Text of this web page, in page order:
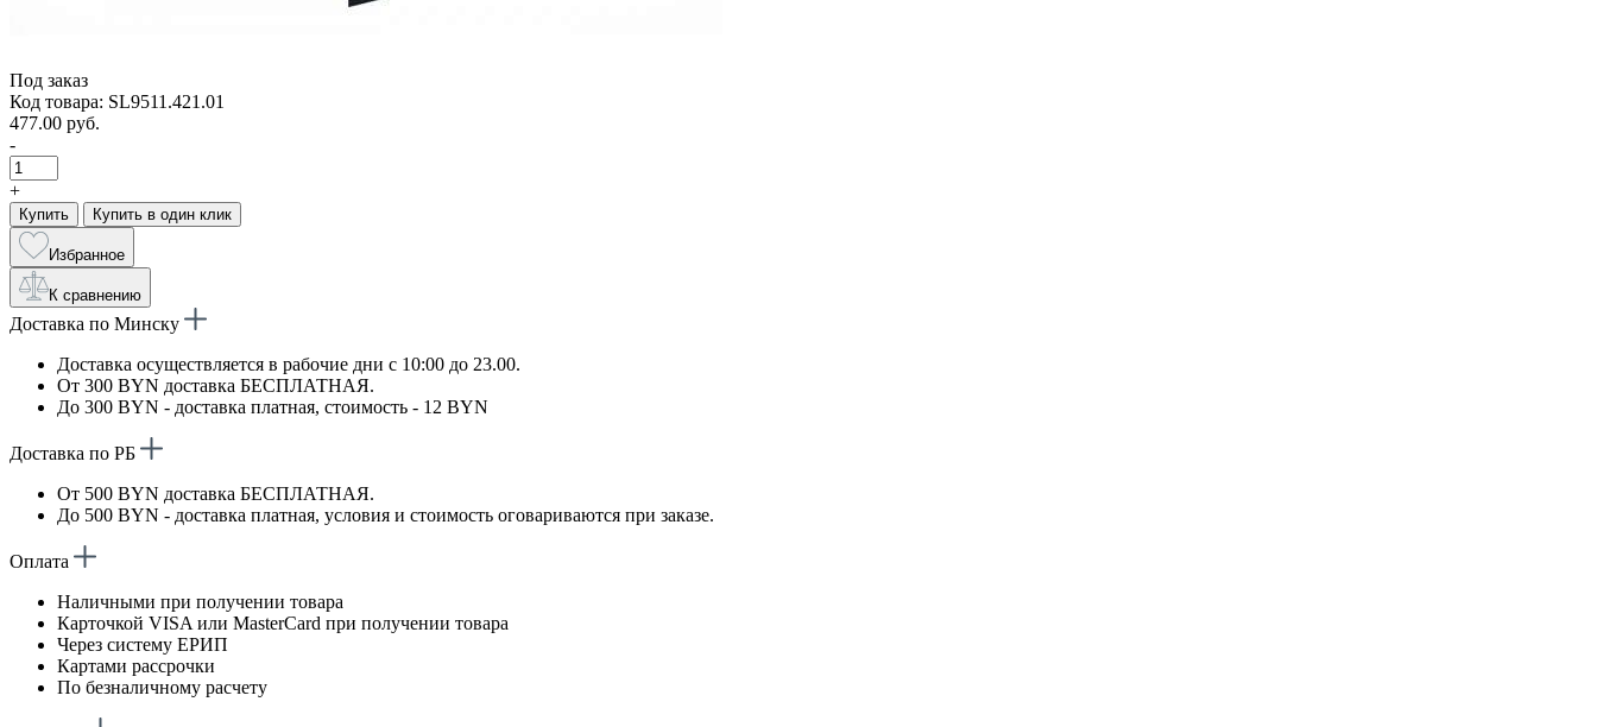
Под заказ
Код товара: SL9511.421.01
477.00 руб.
-
+
Купить Купить в один клик
Избранное
К сравнению
Доставка по Минску
Доставка осуществляется в рабочие дни с 10:00 до 23.00.
От 300 BYN доставка БЕСПЛАТНАЯ.
До 300 BYN - доставка платная, стоимость - 12 BYN
Доставка по РБ
От 500 BYN доставка БЕСПЛАТНАЯ.
До 500 BYN - доставка платная, условия и стоимость оговариваются при заказе.
Оплата
Наличными при получении товара
Карточкой VISA или MasterCard при получении товара
Через систему ЕРИП
Картами рассрочки
По безналичному расчету